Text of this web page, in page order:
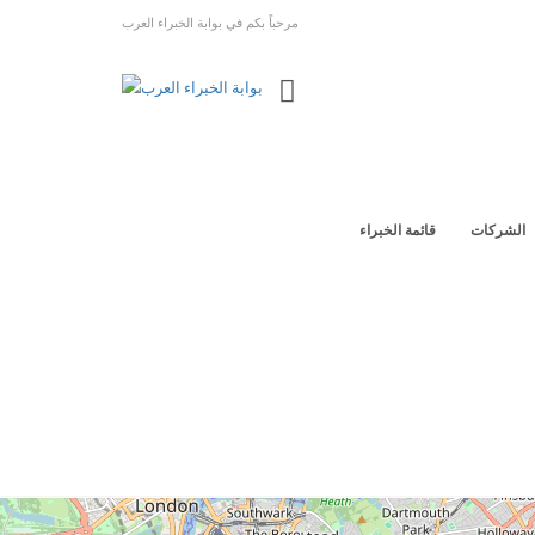
مرحباً بكم في بوابة الخبراء العرب
قائمة الخبراء الشركات